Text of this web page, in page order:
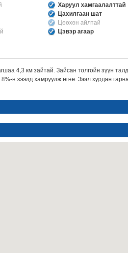
Харуул хамгаалалттай
Цахилгаан шат
Цөөхөн айлтай
Цэвэр агаар
4,3 км зайтай. Зайсан толгойн зүүн
н зээлд хамруулж өгнө. Зээл хурдан